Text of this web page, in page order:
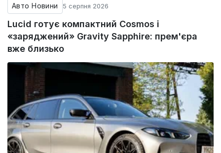
Авто Новини 5 серпня 2026
Lucid готує компактний Cosmos і
«заряджений» Gravity Sapphire: прем'єра
вже близько